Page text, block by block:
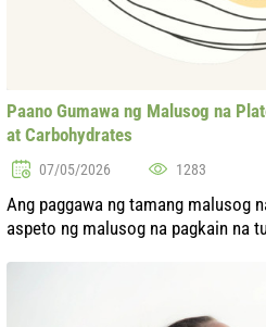
Paano Gumawa ng Malusog na
at Carbohydrates
07/05/2026 1283
Ang paggawa ng tamang malusog
aspeto ng malusog na pagkain na